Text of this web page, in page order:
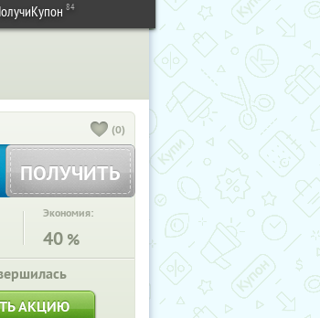
84
(0)
ПОЛУЧИТЬ
Экономия:
40 %
АКЦИЮ